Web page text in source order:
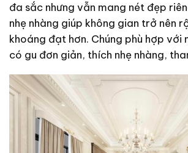
đa sắc nhưng vẫn mang nét đẹp
nhẹ nhàng giúp không gian trở nên
khoáng đạt hơn. Chúng phù hợp với
có gu đơn giản, thích nhẹ nhàng,